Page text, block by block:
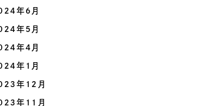
年6月
年5月
年4月
年1月
年12月
年11月